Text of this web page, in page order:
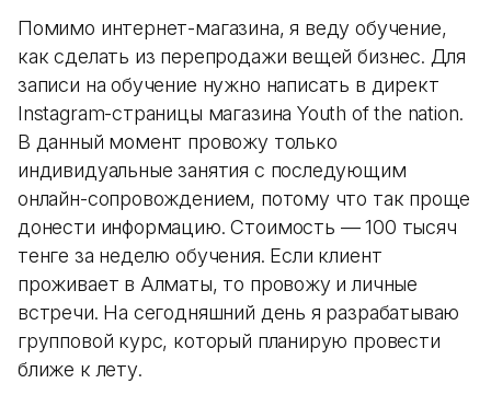
Помимо интернет-магазина, я веду обучение,
как сделать из перепродажи вещей бизнес. Для
записи на обучение нужно написать в директ
Instagram-страницы магазина Youth of the nation.
В данный момент провожу только
индивидуальные занятия с последующим
онлайн-сопровождением, потому что так проще
донести информацию. Стоимость — 100 тысяч
тенге за неделю обучения. Если клиент
проживает в Алматы, то провожу и личные
встречи. На сегодняшний день я разрабатываю
групповой курс, который планирую провести
ближе к лету.